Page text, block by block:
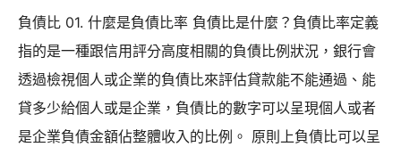
負債比 01. 什麼是負債比率 負債比是什麼？負債比率定義
指的是一種跟信用評分高度相關的負債比例狀況，銀行會
透過檢視個人或企業的負債比來評估貸款能不能通過、能
貸多少給個人或是企業，負債比的數字可以呈現個人或者
是企業負債金額佔整體收入的比例。 原則上負債比可以呈